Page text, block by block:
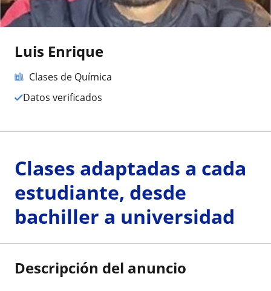
Luis Enrique
Clases de Química
Datos verificados
Clases adaptadas a cada
estudiante, desde
bachiller a universidad
Descripción del anuncio